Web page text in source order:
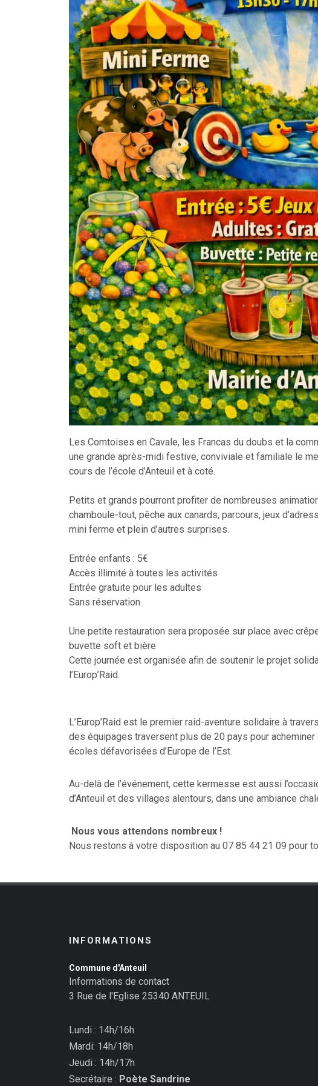
Les Comtoises en Cavale, les Francas du doubs et la
une grande après-midi festive, conviviale et familiale le
cours de l’école d’Anteuil et à coté.
Petits et grands pourront profiter de nombreuses
chamboule-tout, pêche aux canards, parcours, jeux
mini ferme et plein d’autres surprises.
Entrée enfants : 5€
Accès illimité à toutes les activités
Entrée gratuite pour les adultes
Sans réservation.
Une petite restauration sera proposée sur place avec
buvette soft et bière
Cette journée est organisée afin de soutenir le projet
l’Europ’Raid.
L’Europ’Raid est le premier raid-aventure solidaire à
des équipages traversent plus de 20 pays pour
écoles défavorisées d’Europe de l’Est.
Au-delà de l’événement, cette kermesse est aussi
d’Anteuil et des villages alentours, dans une ambiance
Nous vous attendons nombreux !
Nous restons à votre disposition au 07 85 44 21 09 pour
INFORMATIONS
Commune d'Anteuil
Informations de contact
3 Rue de l'Eglise 25340 ANTEUIL
Lundi : 14h/16h
Mardi: 14h/18h
Jeudi : 14h/17h
Secrétaire : Poète Sandrine